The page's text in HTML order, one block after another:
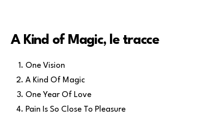
A Kind of Magic, le tracce
One Vision
A Kind Of Magic
One Year Of Love
Pain Is So Close To Pleasure